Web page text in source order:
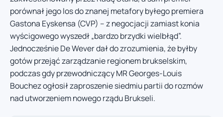
porównał jego los do znanej metafory byłego premiera
Gastona Eyskensa (CVP) – z negocjacji zamiast konia
wyścigowego wyszedł „bardzo brzydki wielbłąd”.
Jednocześnie De Wever dał do zrozumienia, że byłby
gotów przejąć zarządzanie regionem brukselskim,
podczas gdy przewodniczący MR Georges-Louis
Bouchez ogłosił zaproszenie siedmiu partii do rozmów
nad utworzeniem nowego rządu Brukseli.